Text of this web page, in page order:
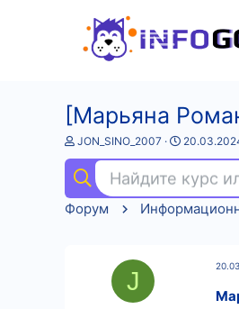
[Марьяна
А
т
о
р
т
JON_SINO_2007
Д
а
н
а
Найдите курс
Форум
J